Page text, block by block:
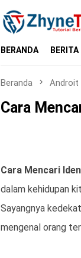
BERANDA BERITA
Beranda Androit
Cara
Cara Mencari
dalam kehidupan
Sayangnya
mengenal orang